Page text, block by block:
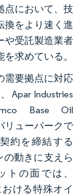
点において、技
換をより速く進
や受託製造業者
求めている。
需要拠点に対応
Apar Industries
Base Oil
リューパークで
約を締結する
の動きに支えら
の面では、
おける特殊オイ